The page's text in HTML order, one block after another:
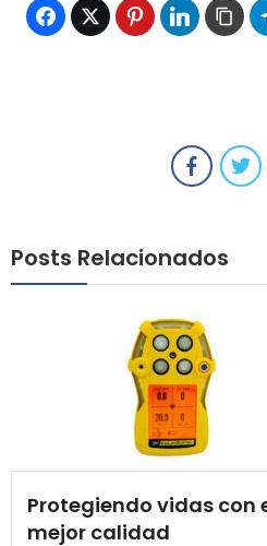
Posts Relacionados
Protegiendo vidas con
mejor calidad